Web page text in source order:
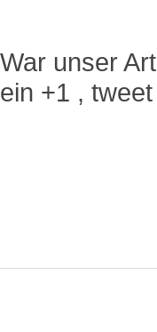
War unser
ein +1 ,